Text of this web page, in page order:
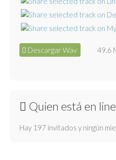
Descargar Wav 49.6
Quien está en
Hay 197 invitados y ningún